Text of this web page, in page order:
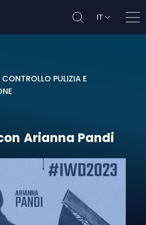
IT
Arianna Pandi
PULIZIA E
Arianna Pandi